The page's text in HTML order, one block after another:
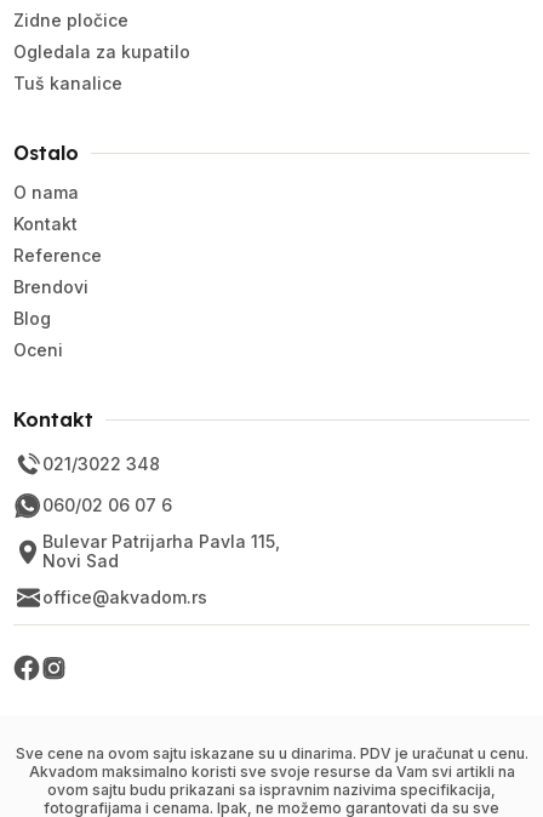
Zidne pločice
Ogledala za kupatilo
Tuš kanalice
Ostalo
O nama
Kontakt
Reference
Brendovi
Blog
Oceni
Kontakt
021/3022 348
060/02 06 07 6
Bulevar Patrijarha Pavla 115,
Novi Sad
office@akvadom.rs
Sve cene na ovom sajtu iskazane su u dinarima. PDV je uračunat u cenu.
Akvadom maksimalno koristi sve svoje resurse da Vam svi artikli na
ovom sajtu budu prikazani sa ispravnim nazivima specifikacija,
fotografijama i cenama. Ipak, ne možemo garantovati da su sve